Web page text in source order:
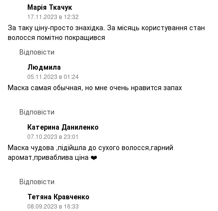
Марія Ткачук
17.11.2023 в 12:32
За таку ціну-просто знахідка. За місяць користування стан
волосся помітно покращився
Відповісти
Людмила
05.11.2023 в 01:24
Маска самая обычная, но мне очень нравится запах
Відповісти
Катерина Даниленко
07.10.2023 в 23:01
Маска чудова ,підійшла до сухого волосся,гарний
аромат,приваблива ціна ❤️
Відповісти
Тетяна Кравченко
08.09.2023 в 16:33